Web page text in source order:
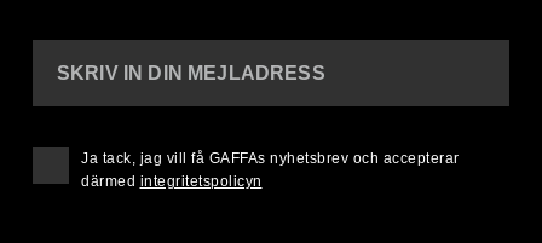
SKRIV IN DIN MEJLADRESS
Ja tack, jag vill få GAFFAs nyhetsbrev och accepterar
därmed integritetspolicyn